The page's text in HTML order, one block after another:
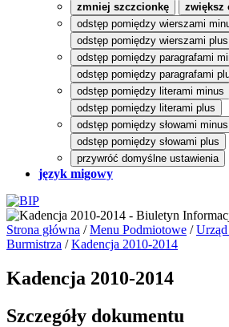
zmniej szczcionkę
zwiększ
odstęp pomiędzy wierszami
odstęp pomiędzy wierszami plus
odstęp pomiędzy paragrafami
odstęp pomiędzy paragrafami
odstęp pomiędzy literami minus
odstęp pomiędzy literami plus
odstęp pomiędzy słowami minus
odstęp pomiędzy słowami plus
przywróć domyślne ustawienia
język migowy
Strona główna /Menu Podmiotowe /
Burmistrza /Kadencja 2010-2014
Kadencja 2010-2014
Szczegóły dokumentu